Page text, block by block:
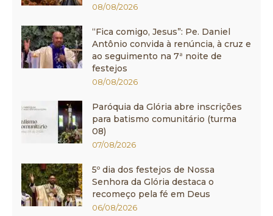
08/08/2026
“Fica comigo, Jesus”: Pe. Daniel
Antônio convida à renúncia, à cruz e
ao seguimento na 7ª noite de
festejos
08/08/2026
Paróquia da Glória abre inscrições
para batismo comunitário (turma
08)
07/08/2026
5º dia dos festejos de Nossa
Senhora da Glória destaca o
recomeço pela fé em Deus
06/08/2026